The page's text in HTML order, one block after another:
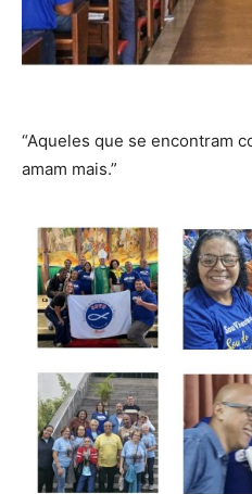
“Aqueles que se encontram
amam mais.”